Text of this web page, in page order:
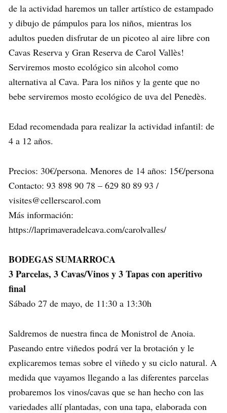
de la actividad haremos un taller artístico de estampado
y dibujo de pámpulos para los niños, mientras los
adultos pueden disfrutar de un picoteo al aire libre con
Cavas Reserva y Gran Reserva de Carol Vallès!
Serviremos mosto ecológico sin alcohol como
alternativa al Cava. Para los niños y la gente que no
bebe serviremos mosto ecológico de uva del Penedès.
Edad recomendada para realizar la actividad infantil: de
4 a 12 años.
Precios: 30€/persona. Menores de 14 años: 15€/persona
Contacto: 93 898 90 78 – 629 80 89 93 /
visites@cellerscarol.com
Más información:
https://laprimaveradelcava.com/carolvalles/
BODEGAS SUMARROCA
3 Parcelas, 3 Cavas/Vinos y 3 Tapas con aperitivo
final
Sábado 27 de mayo, de 11:30 a 13:30h
Saldremos de nuestra finca de Monistrol de Anoia.
Paseando entre viñedos podrá ver la brotación y le
explicaremos temas sobre el viñedo y su ciclo natural. A
medida que vayamos llegando a las diferentes parcelas
probaremos los vinos/cavas que se han hecho con las
variedades allí plantadas, con una tapa, elaborada con